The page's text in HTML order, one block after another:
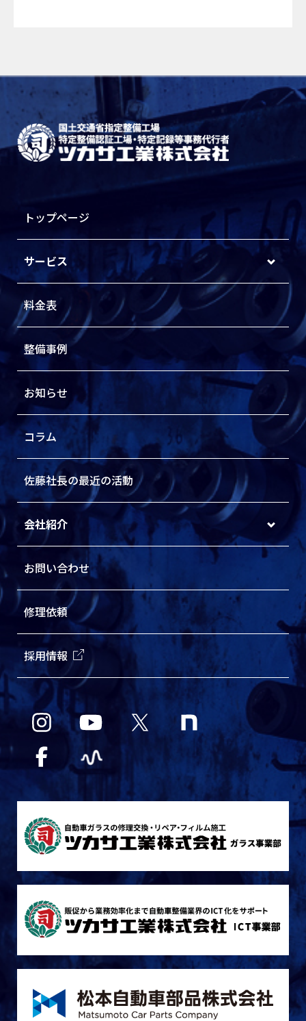
トップページ
サービス
料金表
整備事例
お知らせ
コラム
佐藤社長の最近の活動
会社紹介
お問い合わせ
修理依頼
採用情報